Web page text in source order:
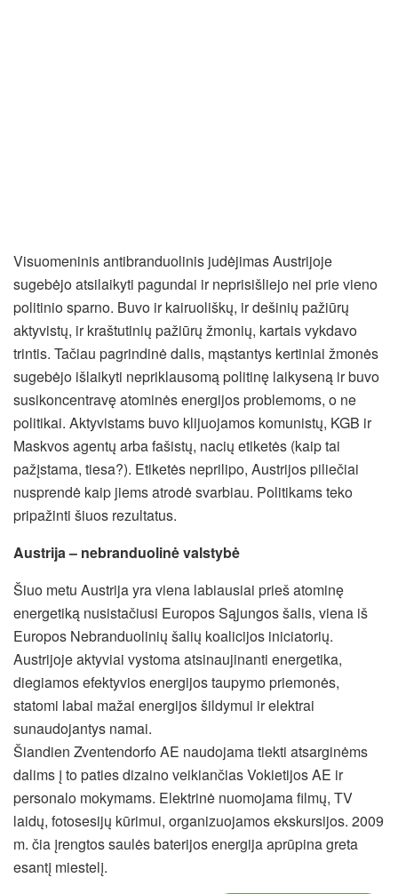
Visuomeninis antibranduolinis judėjimas Austrijoje
sugebėjo atsilaikyti pagundai ir neprisišliejo nei prie vieno
politinio sparno. Buvo ir kairuoliškų, ir dešinių pažiūrų
aktyvistų, ir kraštutinių pažiūrų žmonių, kartais vykdavo
trintis. Tačiau pagrindinė dalis, mąstantys kertiniai žmonės
sugebėjo išlaikyti nepriklausomą politinę laikyseną ir buvo
susikoncentravę atominės energijos problemoms, o ne
politikai. Aktyvistams buvo klijuojamos komunistų, KGB ir
Maskvos agentų arba fašistų, nacių etiketės (kaip tai
pažįstama, tiesa?). Etiketės neprilipo, Austrijos piliečiai
nusprendė kaip jiems atrodė svarbiau. Politikams teko
pripažinti šiuos rezultatus.
Austrija – nebranduolinė valstybė
Šiuo metu Austrija yra viena labiausiai prieš atominę
energetiką nusistačiusi Europos Sąjungos šalis, viena iš
Europos Nebranduolinių šalių koalicijos iniciatorių.
Austrijoje aktyviai vystoma atsinaujinanti energetika,
diegiamos efektyvios energijos taupymo priemonės,
statomi labai mažai energijos šildymui ir elektrai
sunaudojantys namai.
Šiandien Zventendorfo AE naudojama tiekti atsarginėms
dalims į to paties dizaino veikiančias Vokietijos AE ir
personalo mokymams. Elektrinė nuomojama filmų, TV
laidų, fotosesijų kūrimui, organizuojamos ekskursijos. 2009
m. čia įrengtos saulės baterijos energija aprūpina greta
esantį miestelį.